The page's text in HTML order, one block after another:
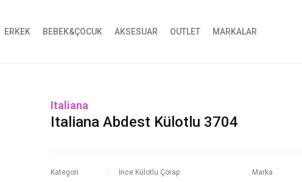
ERKEK BEBEK&ÇOCUK AKSESUAR OUTLET MARKALAR
Italiana
Italiana Abdest Külotlu 3704
Kategori İnce Külotlu Çorap Marka